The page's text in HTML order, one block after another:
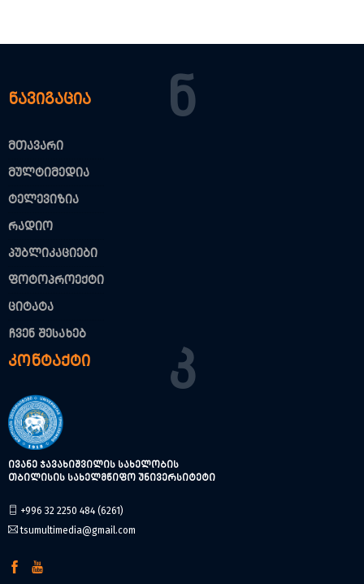
ნავიგაცია Ნ
მთავარი
მულტიმედია
ტელევიზია
რადიო
პუბლიკაციები
ფოტოპროექტი
ციტატა
ჩვენ შესახებ
კონტაქტი Კ
ივანე ჯავახიშვილის სახელობის
თბილისის სახელმწიფო უნივერსიტეტი
+996 32 2250 484 (6261)
tsumultimedia@gmail.com